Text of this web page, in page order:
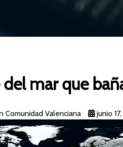
mar que
Comunidad Valenciana junio